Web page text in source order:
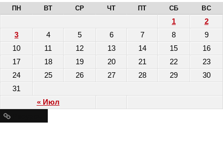
ПН ВТ СР ЧТ ПТ СБ ВС
« Июл
1
2
3
4 5 6 7 8
9
10
11 12 13 14 15
16
17
18 19 20 21 22
23
24
25 26 27 28 29
30
31